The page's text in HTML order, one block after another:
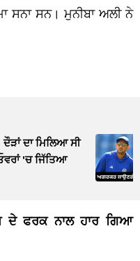
ਸਨਾ ਸਨ। ਮੁਨੀਬਾ ਅਲੀ ਨੇ
ਦਾ ਮਿਲਿਆ ਸੀ
'ਚ ਜਿੱਤਿਆ
ਦੇ ਫਰਕ ਨਾਲ ਹਾਰ ਗਿਆ